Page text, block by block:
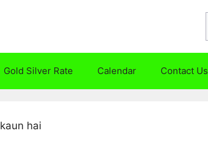
Gold Silver Rate Calendar Contact Us